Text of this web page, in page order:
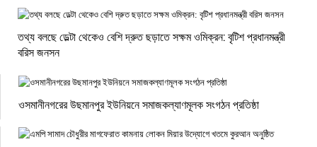
তথ্য বলছে ডেল্টা থেকেও বেশি দ্রুত ছড়াতে সক্ষম ওমিক্রন: বৃটিশ প্রধানমন্ত্রী
বরিস জনসন
ওসমানীনগরের উছমানপুর ইউনিয়নে সমাজকল্যাণমূলক সংগঠন প্রতিষ্ঠা